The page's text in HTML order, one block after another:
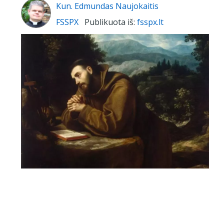
Kun. Edmundas Naujokaitis
FSSPX Publikuota iš: fsspx.lt